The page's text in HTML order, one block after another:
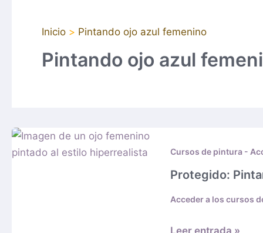
Inicio Pintando ojo azul femenino
Pintando ojo azul
Cursos de pintura -
Protegido:
Acceder a los cursos
Pintando
Ojo
femenino
Leer entrada »